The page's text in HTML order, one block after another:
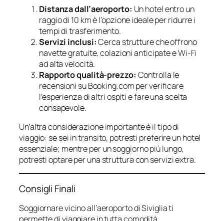
Distanza dall’aeroporto: Un hotel entro un
raggio di 10 km è l’opzione ideale per ridurre i
tempi di trasferimento.
Servizi inclusi:Cerca strutture che offrono
navette gratuite, colazioni anticipate e Wi-Fi
ad alta velocità.
Rapporto qualità-prezzo: Controlla le
recensioni su Booking.com per verificare
l’esperienza di altri ospiti e fare una scelta
consapevole.
Un’altra considerazione importante è il tipo di
viaggio: se sei in transito, potresti preferire un hotel
essenziale; mentre per un soggiorno più lungo,
potresti optare per una struttura con servizi extra.
Consigli Finali
Soggiornare vicino all’aeroporto di Siviglia ti